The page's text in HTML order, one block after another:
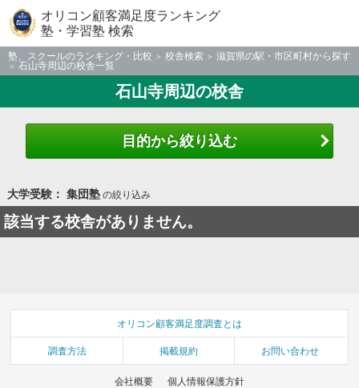
オリコン顧客満足度ランキング
塾・学習塾 検索
塾、スクールのランキング・比較 校舎検索
滋賀県の駅・市区町村から探す
石山寺周辺の校舎一覧
石山寺周辺の校舎
目的から絞り込む
大学受験： 集団塾の絞り込み
該当する校舎がありません。
オリコン顧客満足度調査とは
調査方法 掲載規約 お問い合わせ
会社概要 個人情報保護方針